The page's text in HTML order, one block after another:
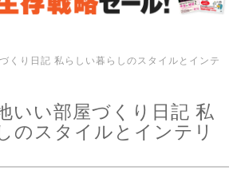
くり日記 私らしい暮らしのスタイルとインテ
いい部屋づくり日記 私
のスタイルとインテリ